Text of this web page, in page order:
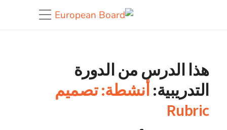
هذا الدرس من الدورة
التدريبية: أنشطة: تصميم
Rubric